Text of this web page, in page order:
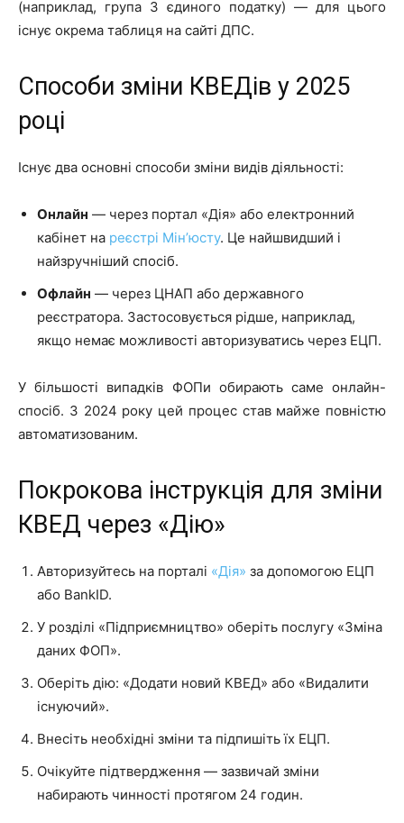
(наприклад, група 3 єдиного податку) — для цього
існує окрема таблиця на сайті ДПС.
Способи зміни КВЕДів у 2025
році
Існує два основні способи зміни видів діяльності:
Онлайн — через портал «Дія» або електронний
кабінет на реєстрі Мін’юсту. Це найшвидший і
найзручніший спосіб.
Офлайн — через ЦНАП або державного
реєстратора. Застосовується рідше, наприклад,
якщо немає можливості авторизуватись через ЕЦП.
У більшості випадків ФОПи обирають саме онлайн-
спосіб. З 2024 року цей процес став майже повністю
автоматизованим.
Покрокова інструкція для зміни
КВЕД через «Дію»
Авторизуйтесь на порталі «Дія» за допомогою ЕЦП
або BankID.
У розділі «Підприємництво» оберіть послугу «Зміна
даних ФОП».
Оберіть дію: «Додати новий КВЕД» або «Видалити
існуючий».
Внесіть необхідні зміни та підпишіть їх ЕЦП.
Очікуйте підтвердження — зазвичай зміни
набирають чинності протягом 24 годин.